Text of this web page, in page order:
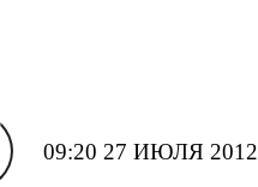
09:20 27 ИЮЛЯ 2012